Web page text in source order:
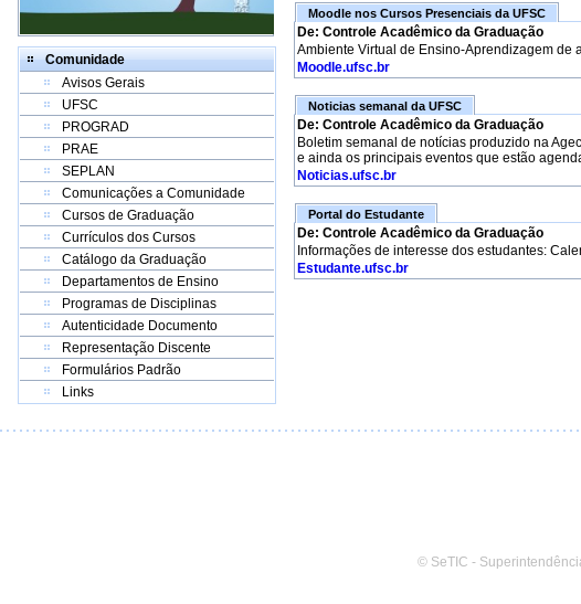
Comunidade
Avisos Gerais
UFSC
PROGRAD
PRAE
SEPLAN
Comunicações a Comunidade
Cursos de Graduação
Currículos dos Cursos
Catálogo da Graduação
Departamentos de Ensino
Programas de Disciplinas
Autenticidade Documento
Representação Discente
Formulários Padrão
Links
Moodle nos Cursos Presenciais da UFSC
De: Controle Acadêmico da Graduação
Ambiente Virtual de Ensino-Aprendizagem de
Moodle.ufsc.br
Noticias semanal da UFSC
De: Controle Acadêmico da Graduação
Boletim semanal de notícias produzido na
e ainda os principais eventos que estão
Noticias.ufsc.br
Portal do Estudante
De: Controle Acadêmico da Graduação
Informações de interesse dos estudantes:
Estudante.ufsc.br
© SeTIC -